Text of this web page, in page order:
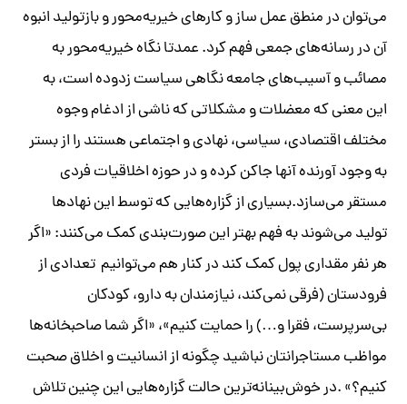
می‌توان در منطق عمل ساز و کارهای خیریه‌محور و بازتولید انبوه
آن در رسانه‌های جمعی فهم کرد. عمدتا نگاه خیریه‌محور به
مصائب و آسیب‌های جامعه نگاهی سیاست زدوده است، به
این معنی که معضلات و مشکلاتی که ناشی از ادغام وجوه
مختلف اقتصادی، سیاسی، نهادی و اجتماعی هستند را از بستر
به وجود آورنده آنها جاکن کرده و در حوزه اخلاقیات فردی
مستقر می‌سازد.بسیاری از گزاره‌هایی که توسط این نهاد‌ها
تولید می‌شوند به فهم بهتر این صورت‌بندی کمک می‌کنند: «اگر
هر نفر مقداری پول کمک کند در کنار هم می‌توانیم تعدادی از
فرودستان (فرقی نمی‌کند، نیازمندان به دارو، کودکان
بی‌سرپرست، فقرا و…) را حمایت کنیم»، «اگر شما صاحبخانه‌ها
مواظب مستاجرانتان نباشید چگونه از انسانیت و اخلاق صحبت
کنیم؟» .در خوش‌بینانه‌ترین حالت گزاره‌هایی این چنین تلاش